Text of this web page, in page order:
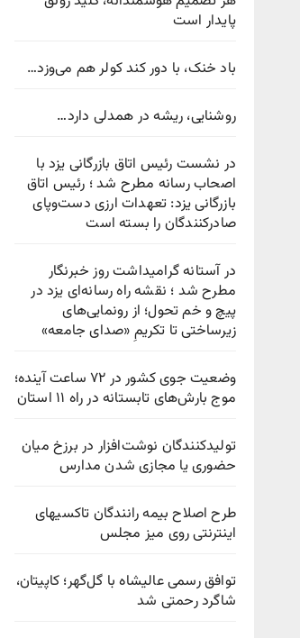
پایدار است
باد خنک، با دور کند کولر هم می‌وزد…
روشنایی، ریشه در همدلی دارد…
در نشست رئیس اتاق بازرگانی یزد با
اصحاب رسانه مطرح شد ؛ رئیس اتاق
بازرگانی یزد: تعهدات ارزی دست‌وپای
صادرکنندگان را بسته است
در آستانه گرامیداشت روز خبرنگار
مطرح شد ؛ نقشه راه رسانه‌ای یزد در
پیچ‌ و خم تحول؛ از رونمایی‌های
زیرساختی تا تکریمِ «صدای جامعه»
وضعیت جوی کشور در ۷۲ ساعت آینده؛
موج بارش‌های تابستانه در راه ۱۱ استان
تولیدکنندگان نوشت‌افزار در برزخ میان
حضوری یا مجازی شدن مدارس
طرح اصلاح بیمه رانندگان تاکسیهای
اینترنتی روی میز مجلس
توافق رسمی عالیشاه با گل‌گهر؛ کاپیتان،
شاگرد رحمتی شد